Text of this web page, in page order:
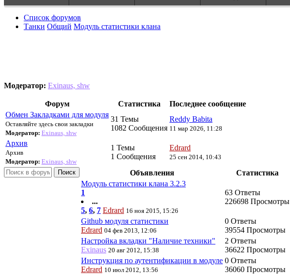
Список форумов
Танки Общий Модуль статистики клана
Модератор: Exinaus, shw
Форум Статистика
Последнее сообщение
Обмен Закладками для модуля
Оставляйте здесь свои закладки
Модератор: Exinaus, shw
31 Темы
1082 Сообщения
Reddy Babita
11 мар 2026, 11:28
Архив
Архив
Модератор: Exinaus, shw
1 Темы
1 Сообщения
Edrard
25 сен 2014, 10:43
Поиск Объявления Статистика
Модуль статистики клана 3.2.3
1
...
5, 6, 7 Edrard 16 ноя 2015, 15:26
63 Ответы
226698 Просмотры
Github модуля статистики
Edrard 04 фев 2013, 12:06
0 Ответы
39554 Просмотры
Настройка вкладки "Наличие техники"
Exinaus 20 авг 2012, 15:38
2 Ответы
36622 Просмотры
Инструкция по аутентификации в модуле
Edrard 10 июл 2012, 13:56
0 Ответы
36060 Просмотры